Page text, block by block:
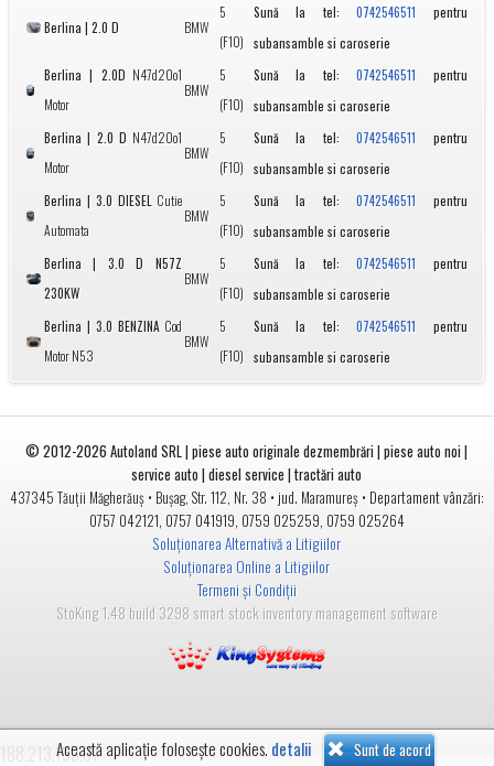
Berlina | 2.0 D BMW
5
(F10)
Sună la tel:0742546511
pentru
subansamble si caroserie
Berlina | 2.0D N47d20o1
Motor
BMW
5
(F10)
Sună la tel:0742546511
pentru
subansamble si caroserie
Berlina | 2.0 D N47d20o1
Motor
BMW
5
(F10)
Sună la tel:0742546511
pentru
subansamble si caroserie
Berlina | 3.0 DIESEL Cutie
Automata
BMW
5
(F10)
Sună la tel:0742546511
pentru
subansamble si caroserie
Berlina | 3.0 D N57Z
230KW
BMW
5
(F10)
Sună la tel:0742546511
pentru
subansamble si caroserie
Berlina | 3.0 BENZINA Cod
Motor N53
BMW
5
(F10)
Sună la tel:0742546511
pentru
subansamble si caroserie
© 2012-2026Autoland SRL | piese auto originale dezmembrări | piese auto noi |
service auto | diesel service | tractări auto
437345 Tăuții Măgherăuș• Bușag, Str. 112, Nr. 38 • jud. Maramureș • Departament vânzări:
0757 042121, 0757 041919, 0759 025259, 0759 025264
Soluționarea Alternativă a Litigiilor
Soluționarea Online a Litigiilor
Termeni și Condiții
StoKing 1.48 build 3298 smart stock inventory management software
Această aplicație folosește cookies. detalii Sunt de acord
188.213.133.67